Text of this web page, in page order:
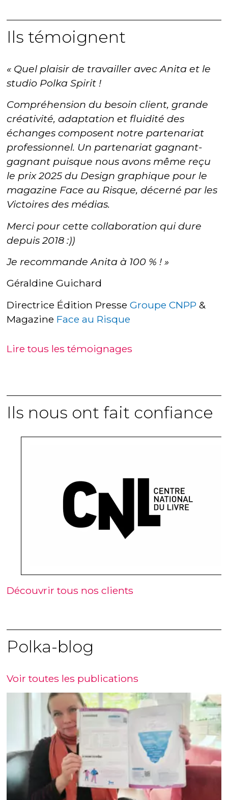
Ils témoignent
Géraldine Guichard
Directrice Édition PresseGroupe CNPP &
Magazine Face au Risque
« Quel plaisir de travailler avec Anita et le
studio Polka Spirit !
Compréhension du besoin client, grande
créativité, adaptation et fluidité des
échanges composent notre partenariat
professionnel. Un partenariat gagnant-
gagnant puisque nous avons même reçu
le prix 2025 du Design graphique pour le
magazine Face au Risque, décerné par les
Victoires des médias.
Merci pour cette collaboration qui dure
depuis 2018 :))
Je recommande Anita à 100 % ! »
Lire tous les témoignages
Ils nous ont fait confiance
Découvrir tous nos clients
Polka-blog
Voir toutes les publications